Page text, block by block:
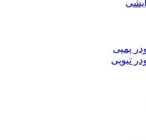
پمپی
تیوپی